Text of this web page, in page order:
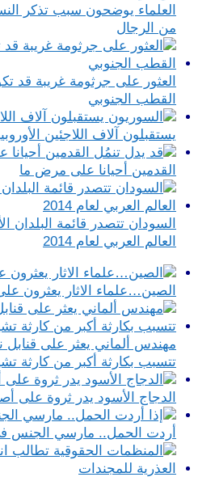
العلماء يوضحون سبب تذكر
من الرجال
العثور على جرثومة غريبة قد
القطب الجنوبي
يستقبلون آلاف اللاجئين
القدمين أحيانا على مرض ما
السودان تتصدر قائمة البلدان
العالم العربي لعام 2014
الصين…علماء الاثار يعثرون
مهندس ألماني يعثر على قنابل
تتسبب بكارثة أكبر من كارثة
الدجاج الأسود يدر ثروة على
أردت الحمل.. مارسي الجنس